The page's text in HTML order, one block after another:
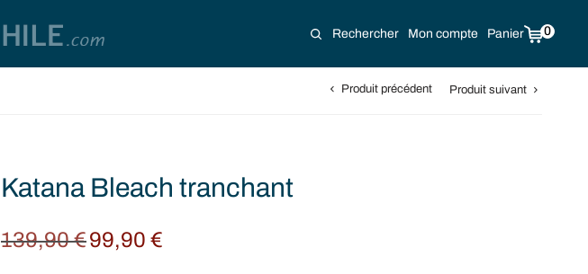
Rechercher Mon compte Panier 0
Produit précédent Produit suivant
Katana Bleach tranchant
139,90€ Original
99,90€